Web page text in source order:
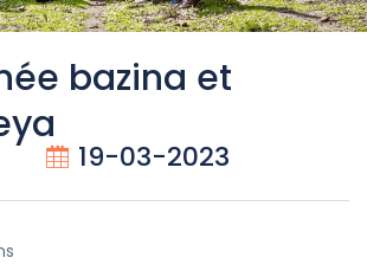
bazina et
19-03-2023